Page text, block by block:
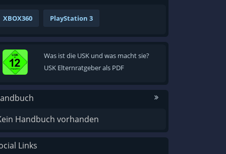
XBOX360 PlayStation 3
Was ist die USK und was macht sie?
USK Elternratgeber als PDF
Handbuch vorhanden
Links